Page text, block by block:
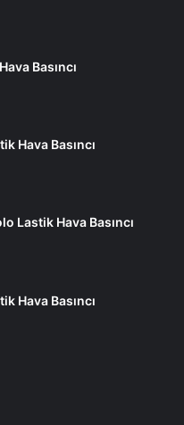
Basıncı
Hava Basıncı
Lastik Hava Basıncı
Hava Basıncı